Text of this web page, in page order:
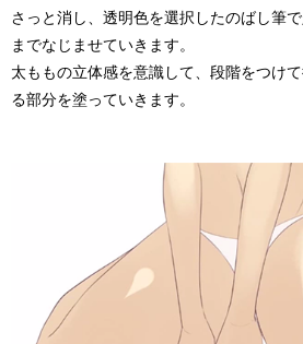
さっと消し、透明色を選択したのばし筆
までなじませていきます。
太ももの立体感を意識して、段階をつけ
る部分を塗っていきます。